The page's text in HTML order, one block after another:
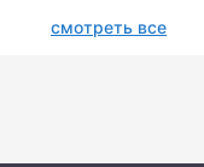
смотреть все